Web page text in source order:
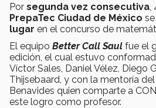
Por segunda vez consecutiva
PrepaTec Ciudad de México
lugar en el concurso de
El equipo Better Call Saul fue el
edición, el cual estuvo
Víctor Sales, Daniel Vélez, Diego
Thijsebaard, y con la mentoría
Benavides quien comparte a
este logro como profesor.